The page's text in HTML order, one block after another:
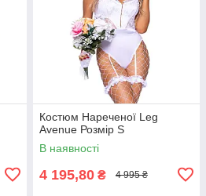
Костюм Нареченої Leg
Avenue Розмір S
В наявності
4 195,80 ₴ 4 995 ₴